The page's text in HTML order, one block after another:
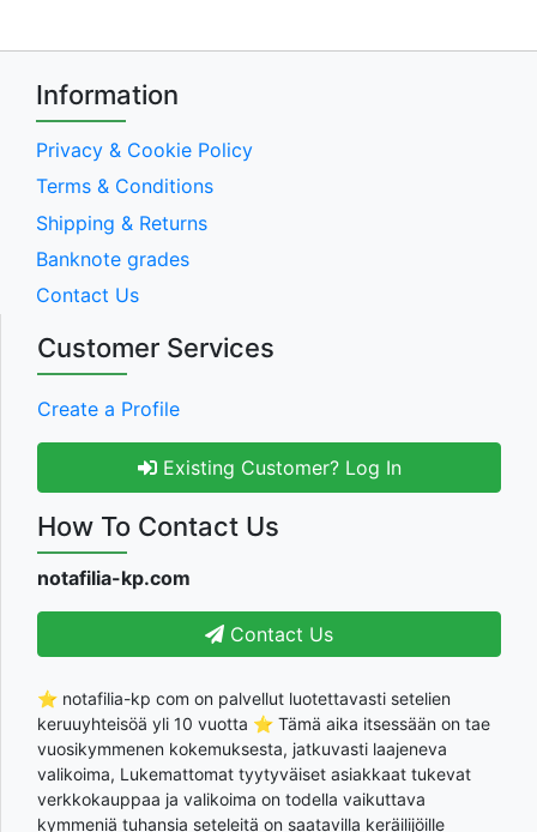
Information
Privacy & Cookie Policy
Terms & Conditions
Shipping & Returns
Banknote grades
Contact Us
Customer Services
Create a Profile
Existing Customer? Log In
How To Contact Us
notafilia-kp.com
Contact Us
⭐ notafilia-kp com on palvellut luotettavasti setelien
keruuyhteisöä yli 10 vuotta ⭐ Tämä aika itsessään on tae
vuosikymmenen kokemuksesta, jatkuvasti laajeneva
valikoima, Lukemattomat tyytyväiset asiakkaat tukevat
verkkokauppaa ja valikoima on todella vaikuttava
kymmeniä tuhansia seteleitä on saatavilla keräilijöille